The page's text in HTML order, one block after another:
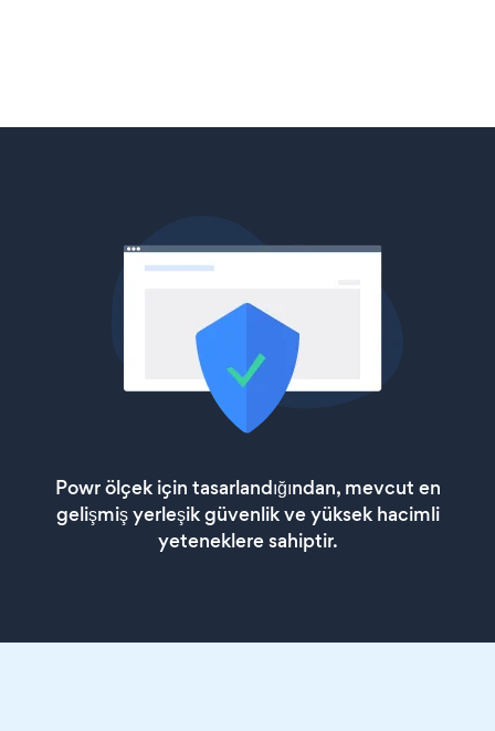
Powr ölçek için tasarlandığından, mevcut en
gelişmiş yerleşik güvenlik ve yüksek hacimli
yeteneklere sahiptir.